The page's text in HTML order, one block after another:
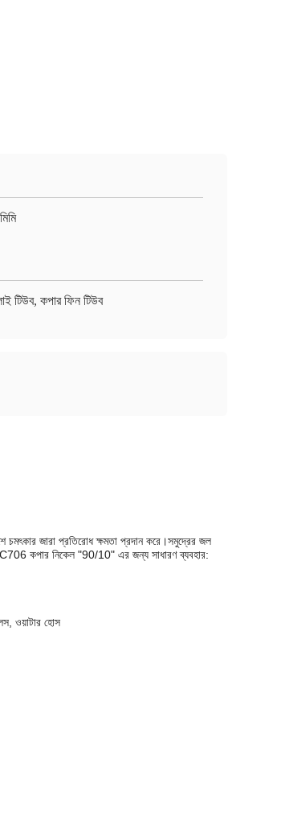
টিউব, কপার ফিন টিউব
জারা প্রতিরোধ ক্ষমতা প্রদান করে।সমুদ্রের জল
কপার নিকেল "90/10" এর জন্য সাধারণ ব্যবহার:
ওয়াটার হোস